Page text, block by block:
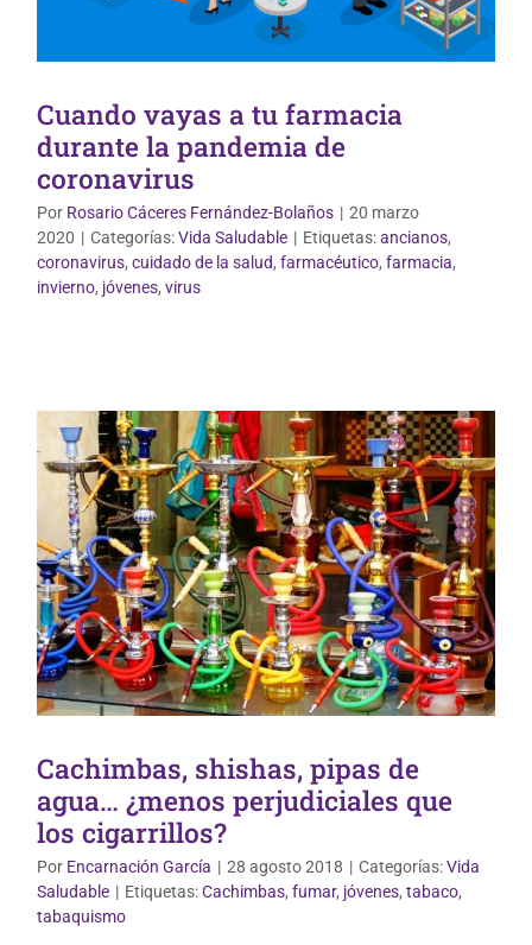
Cuando vayas a tu farmacia
durante la pandemia de
coronavirus
Por Rosario Cáceres Fernández-Bolaños | 20 marzo
2020 | Categorías:Vida Saludable | Etiquetas:ancianos,
coronavirus, cuidado de la salud, farmacéutico, farmacia,
invierno, jóvenes, virus
Cachimbas, shishas, pipas de
agua… ¿menos perjudiciales que
los cigarrillos?
Por Encarnación García | 28 agosto 2018 | Categorías:Vida
Saludable | Etiquetas:Cachimbas, fumar, jóvenes, tabaco,
tabaquismo